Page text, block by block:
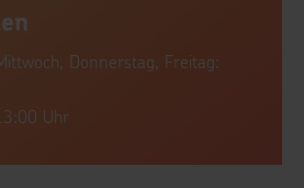
Donnerstag, Freitag:
Uhr